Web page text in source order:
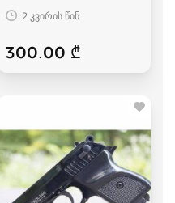
2 კვირის წინ
300.00 ₾